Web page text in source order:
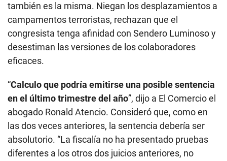
también es la misma. Niegan los desplazamientos a
campamentos terroristas, rechazan que el
congresista tenga afinidad con Sendero Luminoso y
desestiman las versiones de los colaboradores
eficaces.
“Calculo que podría emitirse una posible sentencia
en el último trimestre del año”, dijo a El Comercio el
abogado Ronald Atencio. Consideró que, como en
las dos veces anteriores, la sentencia debería ser
absolutorio. “La fiscalía no ha presentado pruebas
diferentes a los otros dos juicios anteriores, no